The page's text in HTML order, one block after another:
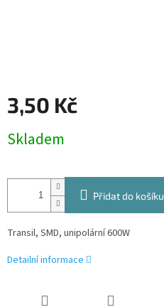
3,50 Kč
cena:
Skladem
Přidat do košíku
Transil, SMD, unipolární 600W
Detailní informace